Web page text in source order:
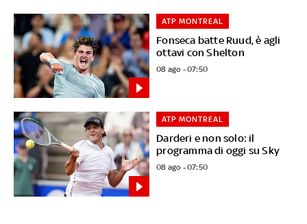
Fonseca batte Ruud, è agli
ottavi con Shelton
ATP MONTREAL
08 ago - 07:50
Darderi e non solo: il
programma di oggi su Sky
ATP MONTREAL
08 ago - 07:50